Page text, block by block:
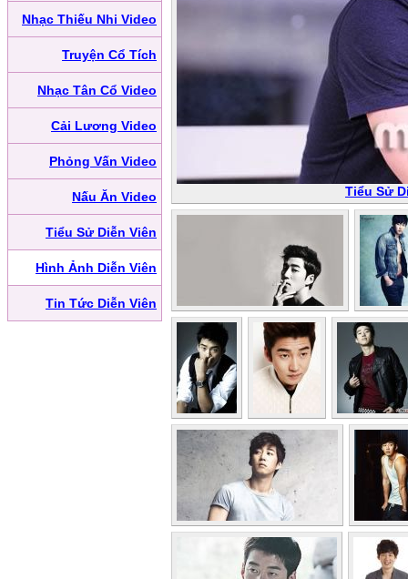
Nhạc Thiếu Nhi Video
Truyện Cổ Tích
Nhạc Tân Cổ Video
Cải Lương Video
Phỏng Vấn Video
Nấu Ăn Video
Tiểu Sử Diễn Viên
Hình Ảnh Diễn Viên
Tin Tức Diễn Viên
Tiểu Sử